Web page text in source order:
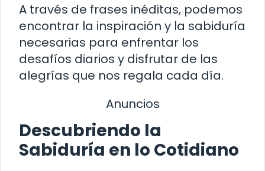
A través de frases inéditas, podemos
encontrar la inspiración y la sabiduría
necesarias para enfrentar los
desafíos diarios y disfrutar de las
alegrías que nos regala cada día.
Anuncios
Descubriendo la
Sabiduría en lo Cotidiano